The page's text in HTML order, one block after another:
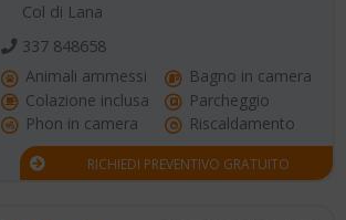
Col di Lana
337 848658
Animali ammessi
Bagno in camera
Colazione inclusa
Parcheggio
Phon in camera
Riscaldamento
RICHIEDI PREVENTIVO GRATUITO